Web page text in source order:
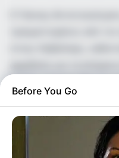
γράψει ιστορία. Με
Έλληνας σταρ έφτασε
Before You Go